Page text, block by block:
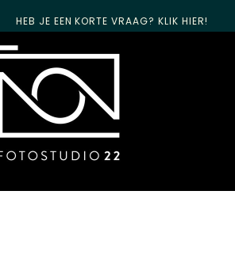
HEB JE EEN KORTE VRAAG? KLIK HIER!